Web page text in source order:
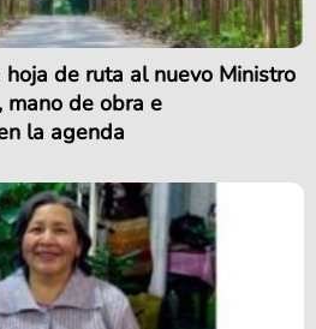
hoja de ruta al nuevo Ministro
mano de obra e
la agenda